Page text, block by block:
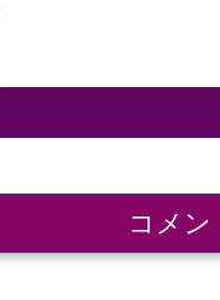
コメン